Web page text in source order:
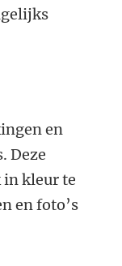
en
Deze
kleur te
en foto’s